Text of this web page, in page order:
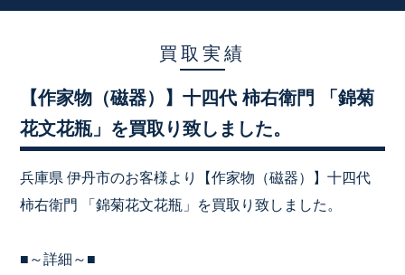
買取実績
【作家物（磁器）】十四代 柿右衛門 「錦菊
花文花瓶」を買取り致しました。
兵庫県 伊丹市のお客様より【作家物（磁器）】十四代
柿右衛門 「錦菊花文花瓶」を買取り致しました。
■～詳細～■